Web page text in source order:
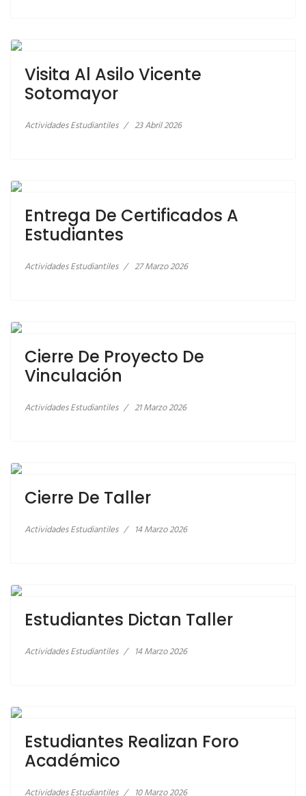
Visita Al Asilo Vicente
Sotomayor
Actividades Estudiantiles 23 Abril 2026
Entrega De Certificados A
Estudiantes
Actividades Estudiantiles 27 Marzo 2026
Cierre De Proyecto De
Vinculación
Actividades Estudiantiles 21 Marzo 2026
Cierre De Taller
Actividades Estudiantiles 14 Marzo 2026
Estudiantes Dictan Taller
Actividades Estudiantiles 14 Marzo 2026
Estudiantes Realizan Foro
Académico
Actividades Estudiantiles 10 Marzo 2026